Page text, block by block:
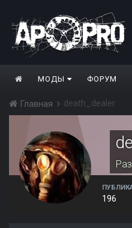
МОДЫ ФОРУМ
Главная death_dealer
196